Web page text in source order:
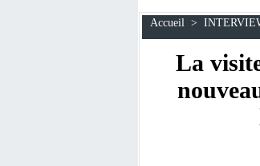
Accueil >
La